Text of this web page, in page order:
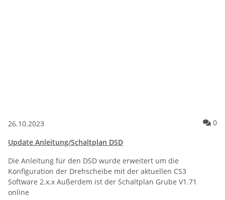
26.10.2023 0
Update Anleitung/Schaltplan DSD
Die Anleitung für den DSD wurde erweitert um die
Konfiguration der Drehscheibe mit der aktuellen CS3
Software 2.x.x Außerdem ist der Schaltplan Grube V1.71
online